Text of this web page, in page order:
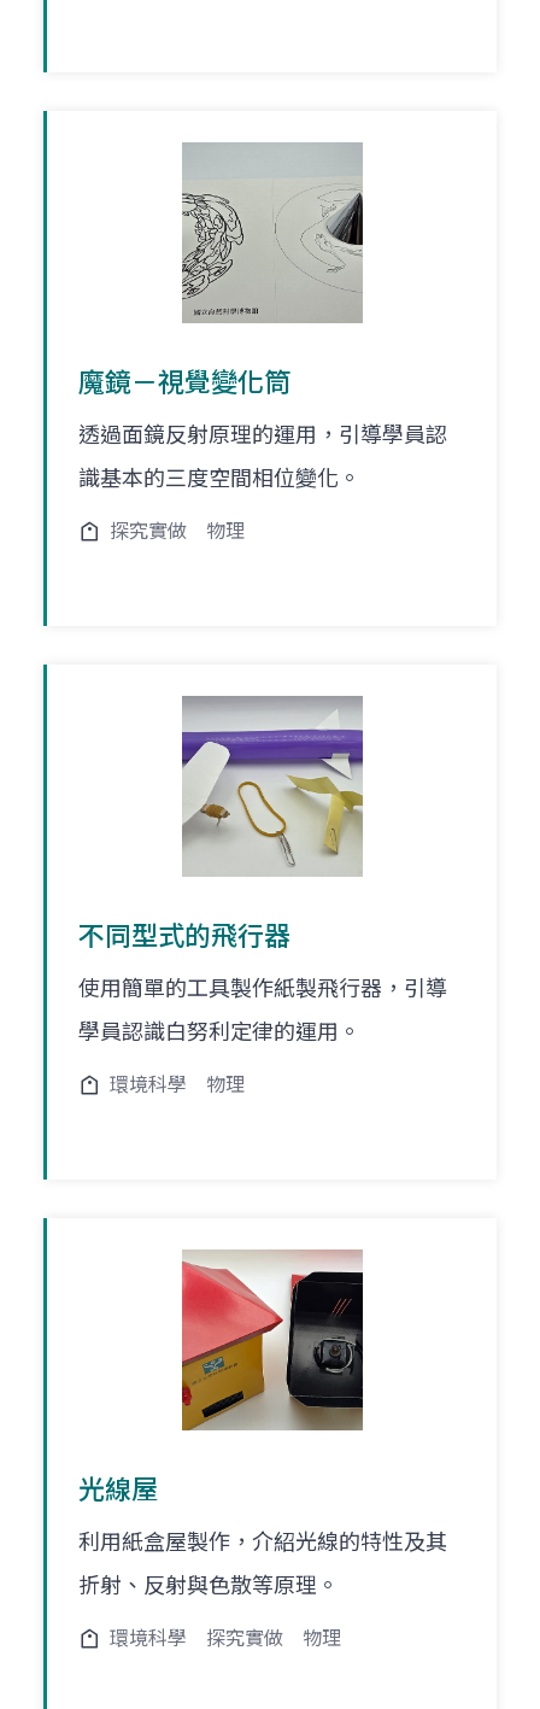
魔鏡－視覺變化筒
透過面鏡反射原理的運用，引導學員認
識基本的三度空間相位變化。
探究實做 物理
不同型式的飛行器
使用簡單的工具製作紙製飛行器，引導
學員認識白努利定律的運用。
環境科學 物理
光線屋
利用紙盒屋製作，介紹光線的特性及其
折射、反射與色散等原理。
環境科學 探究實做 物理